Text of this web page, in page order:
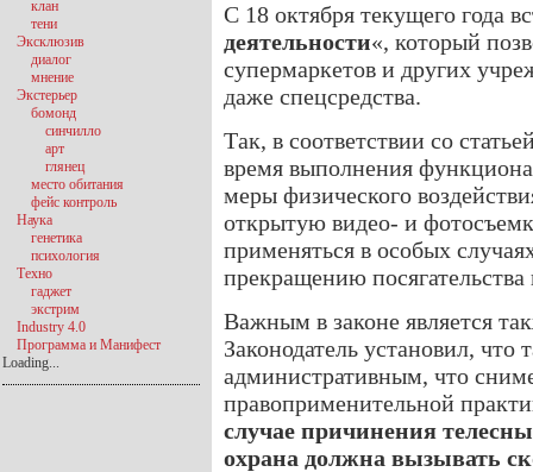
С 18 октября текущего года
деятельности«, который
супермаркетов и других
даже спецсредства.
Так, в соответствии со
время выполнения
меры физического
открытую видео- и
применяться в особых
прекращению
Важным в законе является
Законодатель установил, что
административным, что
правоприменительной
случае причинения
охрана должна вызывать
клан
тени
Эксклюзив
диалог
мнение
Экстерьер
бомонд
синчилло
арт
глянец
место обитания
фейс контроль
Наука
генетика
психология
Техно
гаджет
экстрим
Industry 4.0
Программа и Манифест
Loading...